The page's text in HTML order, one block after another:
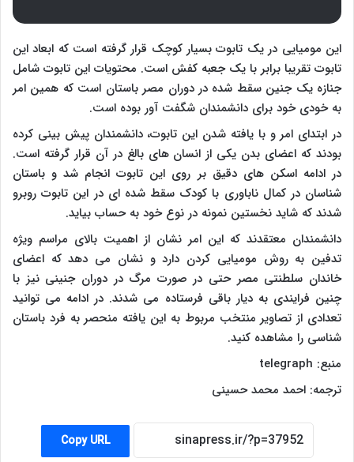
این مومیایی در یک تابوت بسیار کوچک قرار گرفته است که ابعاد این
تابوت تقریبا برابر با یک جعبه کفش است. محتویات این تابوت شامل
جنازه یک جنین سقط شده در دوران مصر باستان است که همین امر
به خودی خود برای دانشمندان شگفت آور بوده است.
در ابتدای امر و با یافته شدن این تابوت، دانشمندان پیش بینی کرده
بودند که اعضای بدن یکی از انسان های بالغ در آن قرار گرفته است.
در ادامه اسکن های دقیق بر روی این تابوت انجام شد و باستان
شناسان در کمال ناباوری با کودک سقط شده ای در این تابوت روبرو
شدند که شاید نخستین نمونه در نوع خود به حساب بیاید.
دانشمندان معتقدند که این امر نشان از اهمیت بالای مراسم ویژه
تدفین به روش مومیایی کردن دارد و نشان می دهد که اعضای
خاندان سلطنتی مصر حتی در صورت مرگ در دوران جنینی نیز با
چنین فرایندی به دیار باقی فرستاده می شدند. در ادامه می توانید
تعدادی از تصاویر منتخب مربوط به این یافته منحصر به فرد باستان
شناسی را مشاهده کنید.
منبع: telegraph
ترجمه: احمد محمد حسینی
Copy URL